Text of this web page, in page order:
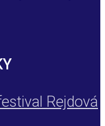
Rejdová